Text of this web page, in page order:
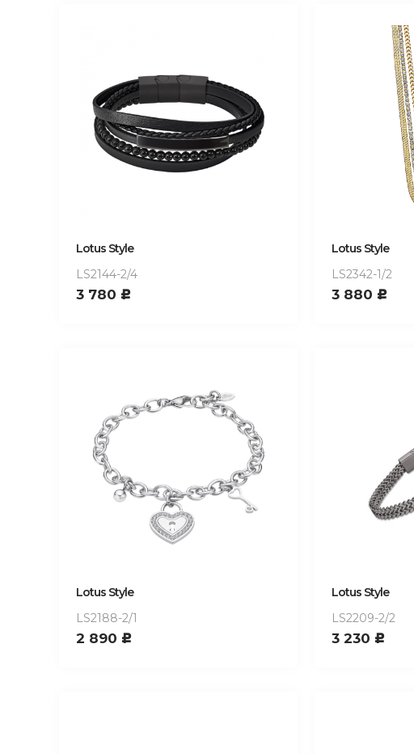
Lotus Style
LS2144-2/4
3 780 c
Lotus Style
LS2342-1/2
3 880 c
Lotus Style
LS2188-2/1
2 890 c
Lotus Style
LS2209-2/2
3 230 c